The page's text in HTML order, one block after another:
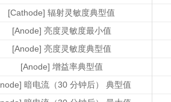
[Cathode] 辐射灵敏度典型值
[Anode] 亮度灵敏度最小值
[Anode] 亮度灵敏度典型值
[Anode] 增益率典型值
暗电流（30 分钟后） 典型值